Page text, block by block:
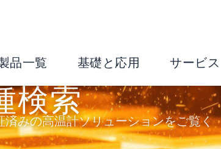
品一覧 基礎と応用 サービス
検索
みの高温計ソリューションをご覧く